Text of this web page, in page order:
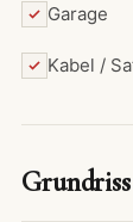
Garage
Kabel /
Grundriss